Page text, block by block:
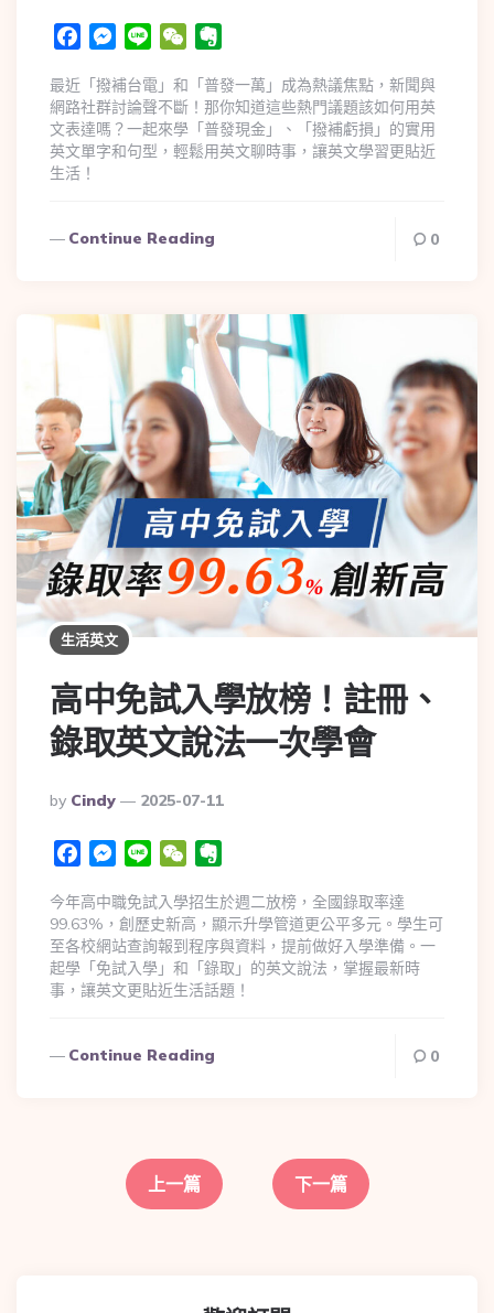
FacebookMessenger
Line WeChat
最近「撥補台電」和「普發一萬」成為熱議焦點，新聞與
網路社群討論聲不斷！那你知道這些熱門議題該如何用英
文表達嗎？一起來學「普發現金」、「撥補虧損」的實用
英文單字和句型，輕鬆用英文聊時事，讓英文學習更貼近
生活！
Continue Reading 0
生活英文
高中免試入學放榜！註冊、
錄取英文說法一次學會
By Cindy 2025-07-11
FacebookMessenger
Line WeChat
今年高中職免試入學招生於週二放榜，全國錄取率達
99.63%，創歷史新高，顯示升學管道更公平多元。學生可
至各校網站查詢報到程序與資料，提前做好入學準備。一
起學「免試入學」和「錄取」的英文說法，掌握最新時
事，讓英文更貼近生活話題！
Continue Reading 0
上一篇 下一篇